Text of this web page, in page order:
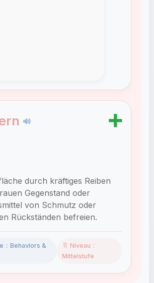
🔊 ➕
durch kräftiges Reiben
Gegenstand oder
von Schmutz oder
Rückständen befreien.
：Behaviors &
🔖 Niveau：
Mittelstufe